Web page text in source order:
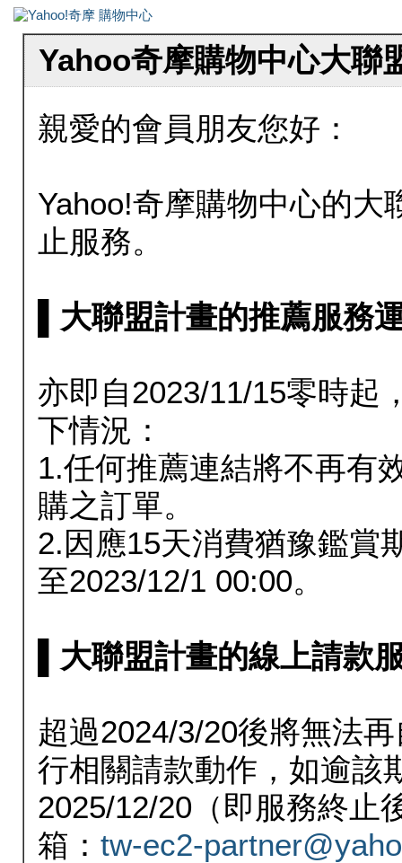
Yahoo奇摩購物中心大聯
親愛的會員朋友您好：
Yahoo!奇摩購物中心的大
止服務。
▌大聯盟計畫的推薦服務
亦即自2023/11/15零時起
下情況：
1.任何推薦連結將不再有
購之訂單。
2.因應15天消費猶豫鑑賞
至2023/12/1 00:00。
▌大聯盟計畫的線上請款
超過2024/3/20後將無法
行相關請款動作，如逾該
2025/12/20（即服務終止
箱： tw-ec2-